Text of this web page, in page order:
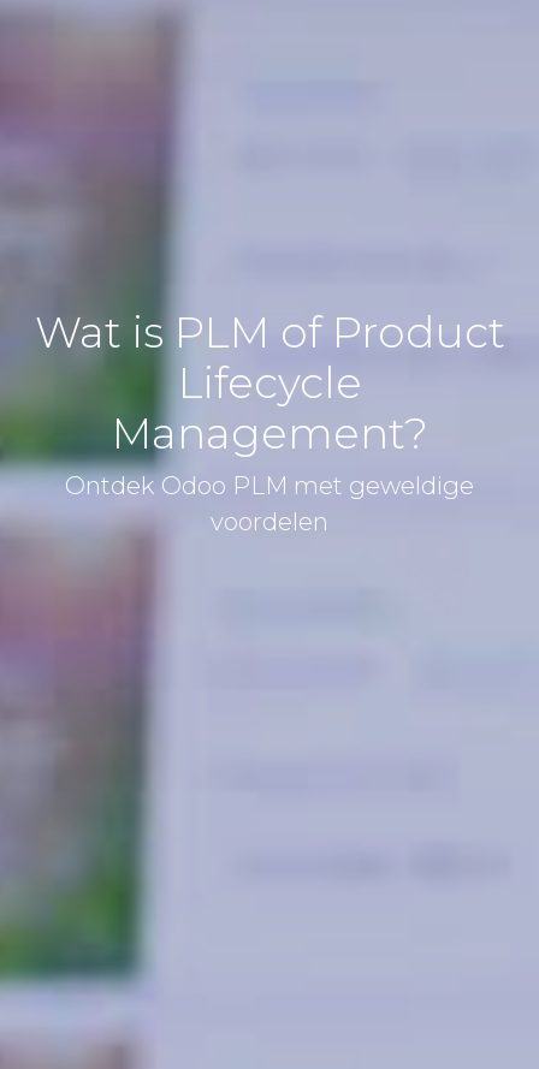
Wat is PLM of Product
Lifecycle
Management?
Ontdek Odoo PLM met geweldige
voordelen